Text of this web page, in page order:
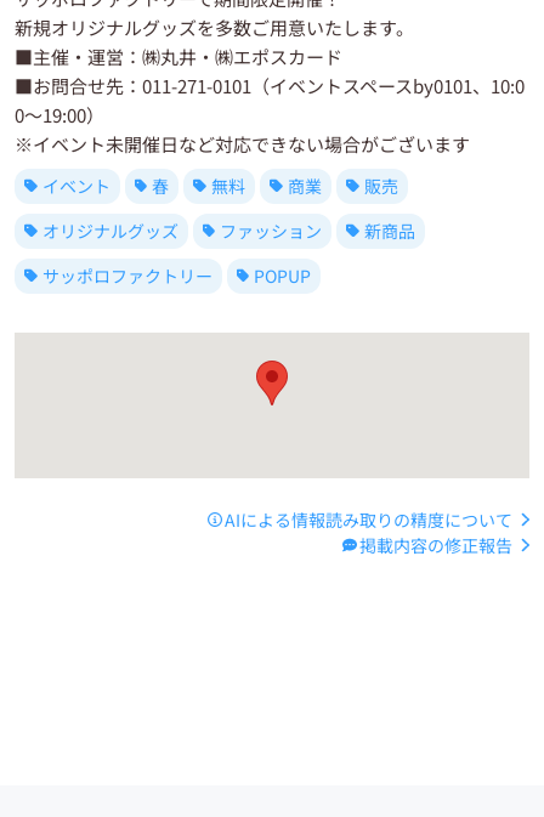
新規オリジナルグッズを多数ご用意いたします。
■主催・運営：㈱丸井・㈱エポスカード
■お問合せ先：011-271-0101（イベントスペースby0101、10:0
0～19:00）
※イベント未開催日など対応できない場合がございます
イベント 春 無料 商業
販売
オリジナルグッズ
ファッション
新商品
サッポロファクトリー
POPUP
AIによる情報読み取りの精度について
掲載内容の修正報告